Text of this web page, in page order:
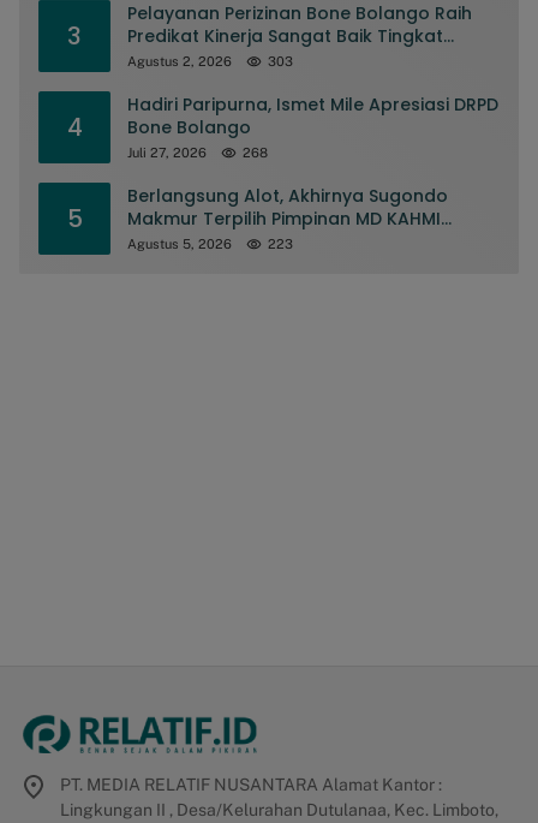
3
Pelayanan Perizinan Bone Bolango Raih
Predikat Kinerja Sangat Baik Tingkat
Nasional
Agustus 2, 2026 303
4
Hadiri Paripurna, Ismet Mile Apresiasi DRPD
Bone Bolango
Juli 27, 2026 268
5
Berlangsung Alot, Akhirnya Sugondo
Makmur Terpilih Pimpinan MD KAHMI
Kabupaten Gorontalo
Agustus 5, 2026 223
PT. MEDIA RELATIF NUSANTARA Alamat Kantor :
Lingkungan II , Desa/Kelurahan Dutulanaa, Kec. Limboto,